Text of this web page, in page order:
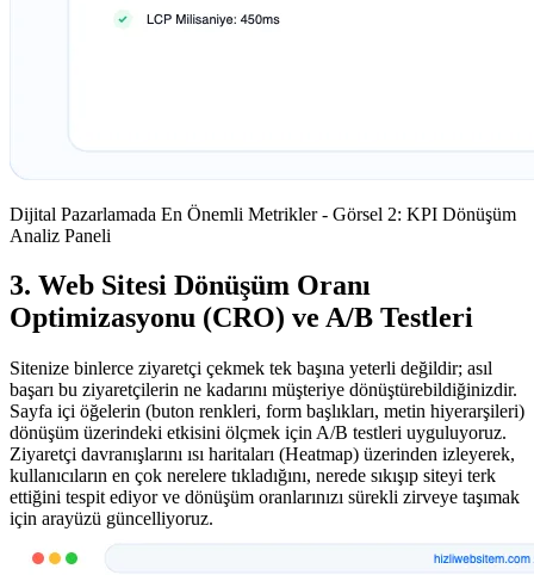
Dijital Pazarlamada En Önemli Metrikler - Görsel 2: KPI Dönüşüm
Analiz Paneli
3. Web Sitesi Dönüşüm Oranı
Optimizasyonu (CRO) ve A/B Testleri
Sitenize binlerce ziyaretçi çekmek tek başına yeterli değildir; asıl
başarı bu ziyaretçilerin ne kadarını müşteriye dönüştürebildiğinizdir.
Sayfa içi öğelerin (buton renkleri, form başlıkları, metin hiyerarşileri)
dönüşüm üzerindeki etkisini ölçmek için A/B testleri uyguluyoruz.
Ziyaretçi davranışlarını ısı haritaları (Heatmap) üzerinden izleyerek,
kullanıcıların en çok nerelere tıkladığını, nerede sıkışıp siteyi terk
ettiğini tespit ediyor ve dönüşüm oranlarınızı sürekli zirveye taşımak
için arayüzü güncelliyoruz.